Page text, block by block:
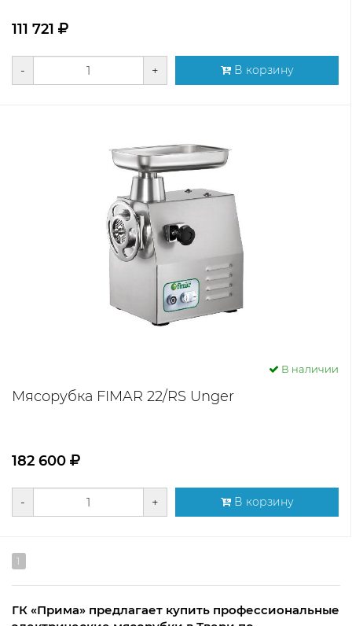
111 721
- + В корзину
В наличии
Мясорубка FIMAR 22/RS Unger
182 600
- + В корзину
1
ГК «Прима» предлагает купить профессиональные